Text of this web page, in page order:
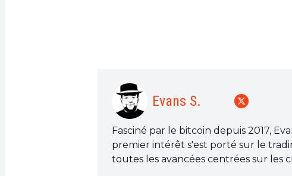
Evans S.
Fasciné par le bitcoin depuis 2017,
premier intérêt s'est porté sur le
toutes les avancées centrées sur les